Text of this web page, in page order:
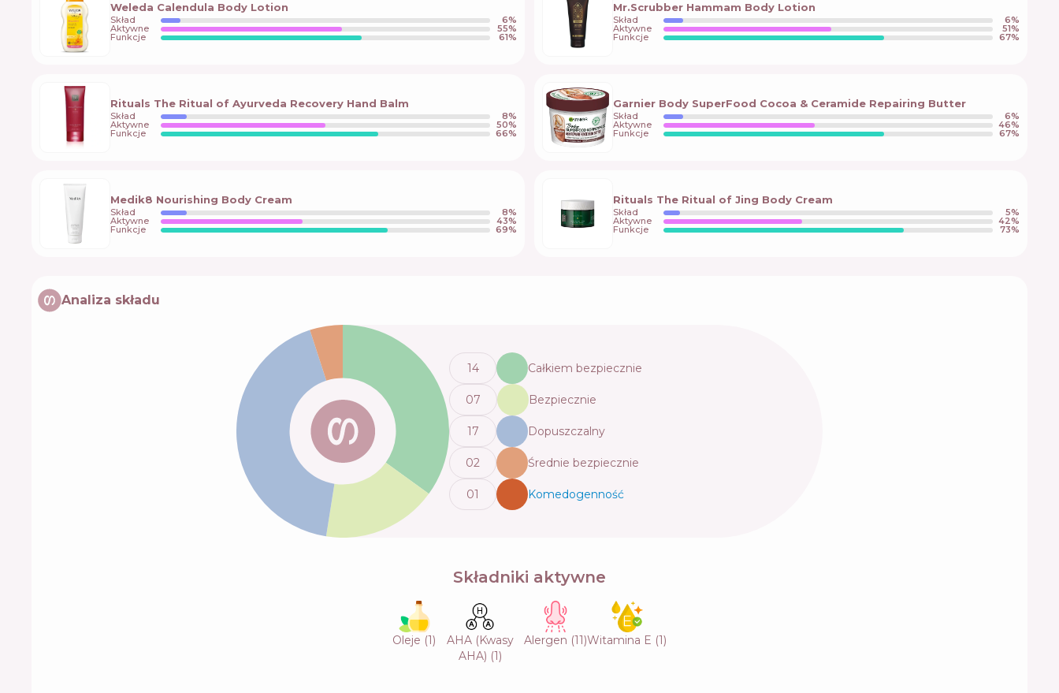
Weleda Calendula Body Lotion
Skład 6%
Aktywne 55%
Funkcje 61%
Mr.Scrubber Hammam Body Lotion
Skład 6%
Aktywne 51%
Funkcje 67%
Rituals The Ritual of Ayurveda Recovery Hand Balm
Skład 8%
Aktywne 50%
Funkcje 66%
Garnier Body SuperFood Cocoa & Ceramide Repairing Butter
Skład 6%
Aktywne 46%
Funkcje 67%
Medik8 Nourishing Body Cream
Skład 8%
Aktywne 43%
Funkcje 69%
Rituals The Ritual of Jing Body Cream
Skład 5%
Aktywne 42%
Funkcje 73%
Analiza składu
14 Całkiem bezpiecznie
07 Bezpiecznie
17 Dopuszczalny
02 Średnie bezpiecznie
01 Komedogenność
Składniki aktywne
Oleje (1)
AHA (Kwasy
AHA) (1)
Alergen (11)Witamina E (1)